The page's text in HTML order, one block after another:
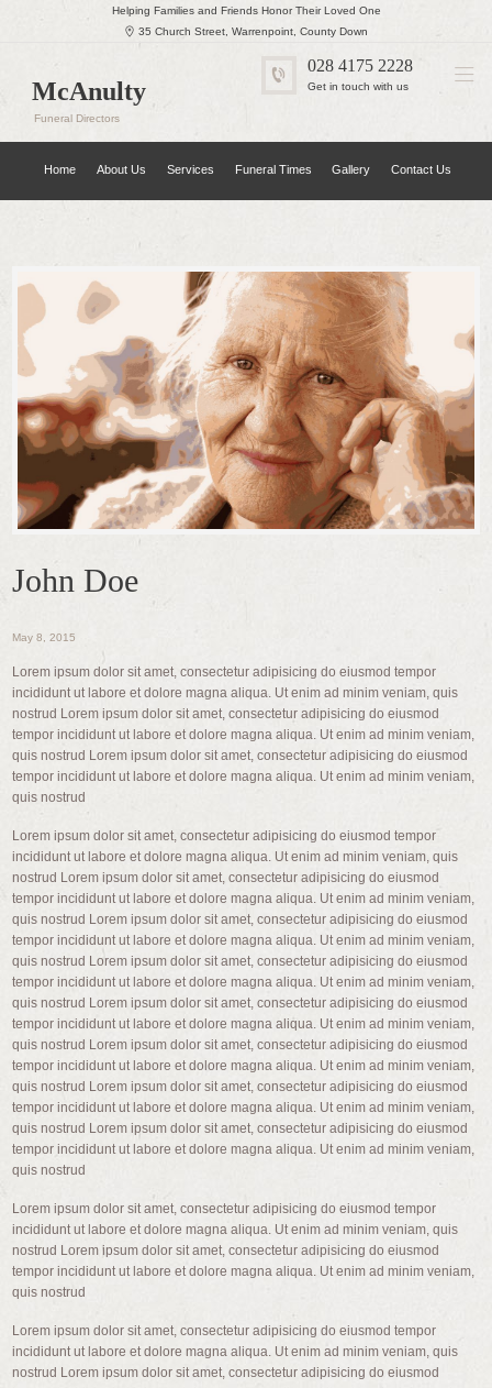
Helping Families and Friends Honor Their Loved One
35 Church Street, Warrenpoint, County Down
McAnulty
Funeral Directors
028 4175 2228
Get in touch with us
Home About Us Services Funeral Times Gallery Contact Us
John Doe
May 8, 2015
Lorem ipsum dolor sit amet, consectetur adipisicing do eiusmod tempor
incididunt ut labore et dolore magna aliqua. Ut enim ad minim veniam, quis
nostrud Lorem ipsum dolor sit amet, consectetur adipisicing do eiusmod
tempor incididunt ut labore et dolore magna aliqua. Ut enim ad minim veniam,
quis nostrud Lorem ipsum dolor sit amet, consectetur adipisicing do eiusmod
tempor incididunt ut labore et dolore magna aliqua. Ut enim ad minim veniam,
quis nostrud
Lorem ipsum dolor sit amet, consectetur adipisicing do eiusmod tempor
incididunt ut labore et dolore magna aliqua. Ut enim ad minim veniam, quis
nostrud Lorem ipsum dolor sit amet, consectetur adipisicing do eiusmod
tempor incididunt ut labore et dolore magna aliqua. Ut enim ad minim veniam,
quis nostrud Lorem ipsum dolor sit amet, consectetur adipisicing do eiusmod
tempor incididunt ut labore et dolore magna aliqua. Ut enim ad minim veniam,
quis nostrud Lorem ipsum dolor sit amet, consectetur adipisicing do eiusmod
tempor incididunt ut labore et dolore magna aliqua. Ut enim ad minim veniam,
quis nostrud Lorem ipsum dolor sit amet, consectetur adipisicing do eiusmod
tempor incididunt ut labore et dolore magna aliqua. Ut enim ad minim veniam,
quis nostrud Lorem ipsum dolor sit amet, consectetur adipisicing do eiusmod
tempor incididunt ut labore et dolore magna aliqua. Ut enim ad minim veniam,
quis nostrud Lorem ipsum dolor sit amet, consectetur adipisicing do eiusmod
tempor incididunt ut labore et dolore magna aliqua. Ut enim ad minim veniam,
quis nostrud Lorem ipsum dolor sit amet, consectetur adipisicing do eiusmod
tempor incididunt ut labore et dolore magna aliqua. Ut enim ad minim veniam,
quis nostrud
Lorem ipsum dolor sit amet, consectetur adipisicing do eiusmod tempor
incididunt ut labore et dolore magna aliqua. Ut enim ad minim veniam, quis
nostrud Lorem ipsum dolor sit amet, consectetur adipisicing do eiusmod
tempor incididunt ut labore et dolore magna aliqua. Ut enim ad minim veniam,
quis nostrud
Lorem ipsum dolor sit amet, consectetur adipisicing do eiusmod tempor
incididunt ut labore et dolore magna aliqua. Ut enim ad minim veniam, quis
nostrud Lorem ipsum dolor sit amet, consectetur adipisicing do eiusmod